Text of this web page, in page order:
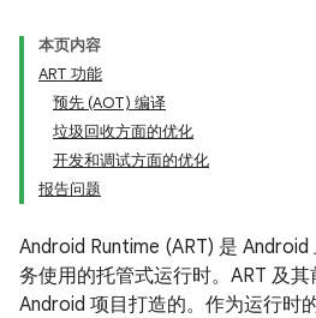
本页内容
ART 功能
预先 (AOT) 编译
垃圾回收方面的优化
开发和调试方面的优化
报告问题
Android Runtime (ART) 是
务使用的托管式运行时。ART 及
Android 项目打造的。作为运行时